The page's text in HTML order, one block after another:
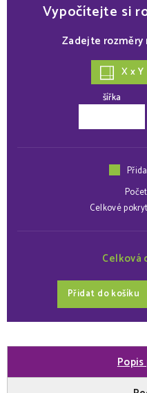
Vypočítejte si
Zadejte
X x Y
šířka
Celkové
Celková
Přidat do košíku